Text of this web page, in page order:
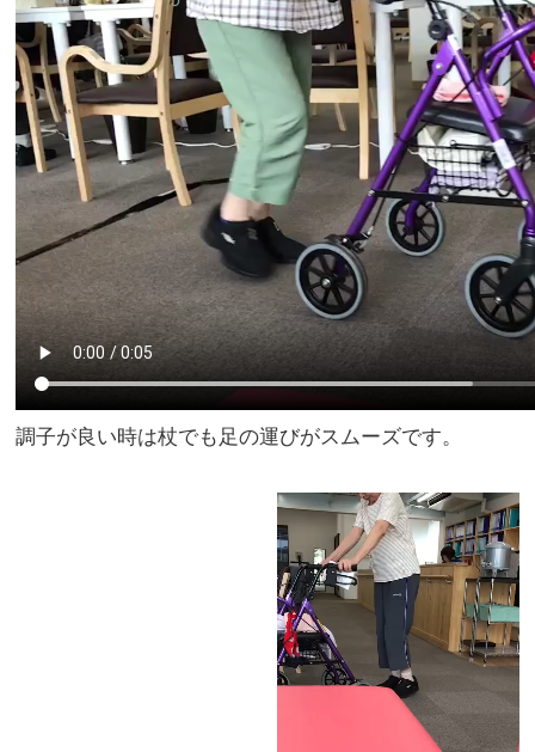
調子が良い時は杖でも足の運びがスムーズです。